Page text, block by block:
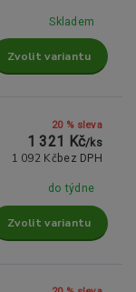
Skladem
Zvolit variantu
20 % sleva
1 321 Kč/ks
1 092 Kč bez DPH
do týdne
Zvolit variantu